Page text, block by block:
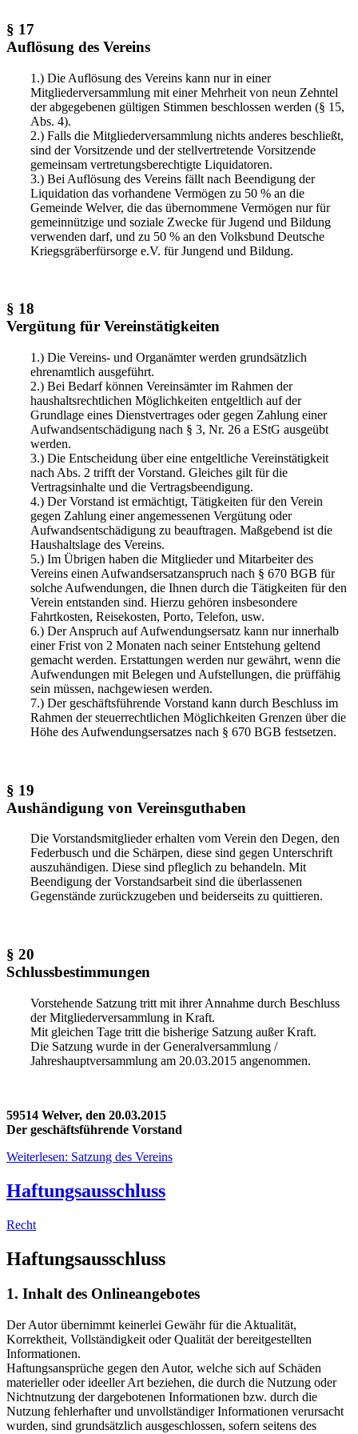
§ 17
Auflösung des Vereins
1.) Die Auflösung des Vereins kann nur in einer
Mitgliederversammlung mit einer Mehrheit von neun Zehntel
der abgegebenen gültigen Stimmen beschlossen werden (§ 15,
Abs. 4).
2.) Falls die Mitgliederversammlung nichts anderes beschließt,
sind der Vorsitzende und der stellvertretende Vorsitzende
gemeinsam vertretungsberechtigte Liquidatoren.
3.) Bei Auflösung des Vereins fällt nach Beendigung der
Liquidation das vorhandene Vermögen zu 50 % an die
Gemeinde Welver, die das übernommene Vermögen nur für
gemeinnützige und soziale Zwecke für Jugend und Bildung
verwenden darf, und zu 50 % an den Volksbund Deutsche
Kriegsgräberfürsorge e.V. für Jungend und Bildung.
§ 18
Vergütung für Vereinstätigkeiten
1.) Die Vereins- und Organämter werden grundsätzlich
ehrenamtlich ausgeführt.
2.) Bei Bedarf können Vereinsämter im Rahmen der
haushaltsrechtlichen Möglichkeiten entgeltlich auf der
Grundlage eines Dienstvertrages oder gegen Zahlung einer
Aufwandsentschädigung nach § 3, Nr. 26 a EStG ausgeübt
werden.
3.) Die Entscheidung über eine entgeltliche Vereinstätigkeit
nach Abs. 2 trifft der Vorstand. Gleiches gilt für die
Vertragsinhalte und die Vertragsbeendigung.
4.) Der Vorstand ist ermächtigt, Tätigkeiten für den Verein
gegen Zahlung einer angemessenen Vergütung oder
Aufwandsentschädigung zu beauftragen. Maßgebend ist die
Haushaltslage des Vereins.
5.) Im Übrigen haben die Mitglieder und Mitarbeiter des
Vereins einen Aufwandsersatzanspruch nach § 670 BGB für
solche Aufwendungen, die Ihnen durch die Tätigkeiten für den
Verein entstanden sind. Hierzu gehören insbesondere
Fahrtkosten, Reisekosten, Porto, Telefon, usw.
6.) Der Anspruch auf Aufwendungsersatz kann nur innerhalb
einer Frist von 2 Monaten nach seiner Entstehung geltend
gemacht werden. Erstattungen werden nur gewährt, wenn die
Aufwendungen mit Belegen und Aufstellungen, die prüffähig
sein müssen, nachgewiesen werden.
7.) Der geschäftsführende Vorstand kann durch Beschluss im
Rahmen der steuerrechtlichen Möglichkeiten Grenzen über die
Höhe des Aufwendungsersatzes nach § 670 BGB festsetzen.
§ 19
Aushändigung von Vereinsguthaben
Die Vorstandsmitglieder erhalten vom Verein den Degen, den
Federbusch und die Schärpen, diese sind gegen Unterschrift
auszuhändigen. Diese sind pfleglich zu behandeln. Mit
Beendigung der Vorstandsarbeit sind die überlassenen
Gegenstände zurückzugeben und beiderseits zu quittieren.
§ 20
Schlussbestimmungen
Vorstehende Satzung tritt mit ihrer Annahme durch Beschluss
der Mitgliederversammlung in Kraft.
Mit gleichen Tage tritt die bisherige Satzung außer Kraft.
Die Satzung wurde in der Generalversammlung /
Jahreshauptversammlung am 20.03.2015 angenommen.
59514 Welver, den 20.03.2015
Der geschäftsführende Vorstand
Weiterlesen: Satzung des Vereins
Haftungsausschluss
Recht
Haftungsausschluss
1. Inhalt des Onlineangebotes
Der Autor übernimmt keinerlei Gewähr für die Aktualität,
Korrektheit, Vollständigkeit oder Qualität der bereitgestellten
Informationen.
Haftungsansprüche gegen den Autor, welche sich auf Schäden
materieller oder ideeller Art beziehen, die durch die Nutzung oder
Nichtnutzung der dargebotenen Informationen bzw. durch die
Nutzung fehlerhafter und unvollständiger Informationen verursacht
wurden, sind grundsätzlich ausgeschlossen, sofern seitens des